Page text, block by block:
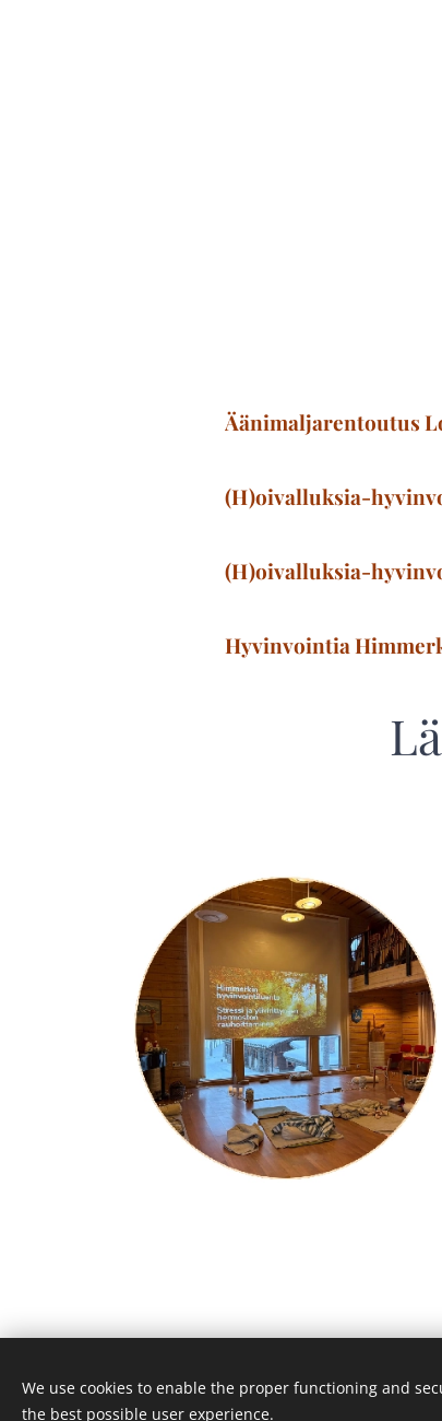
Äänimaljarentoutus
(H)oivalluksia-
(H)oivalluksia-
Hyvinvointia
We use cookies to enable the proper functioning and
the best possible user experience.